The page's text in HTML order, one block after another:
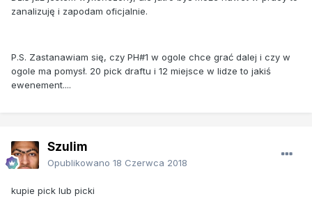
zanalizuję i zapodam oficjalnie.
P.S. Zastanawiam się, czy PH#1 w ogole chce grać dalej i czy w
ogole ma pomysł. 20 pick draftu i 12 miejsce w lidze to jakiś
ewenement....
Szulim
Opublikowano 18 Czerwca 2018
kupie pick lub picki